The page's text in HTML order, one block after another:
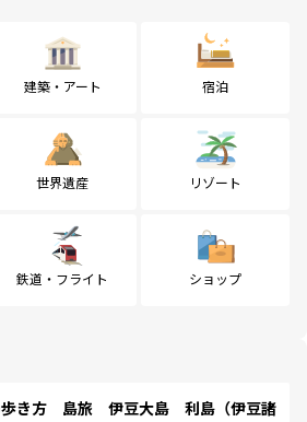
建築・アート 宿泊
世界遺産 リゾート
鉄道・フライト ショップ
き方 島旅 伊豆大島 利島（伊豆諸